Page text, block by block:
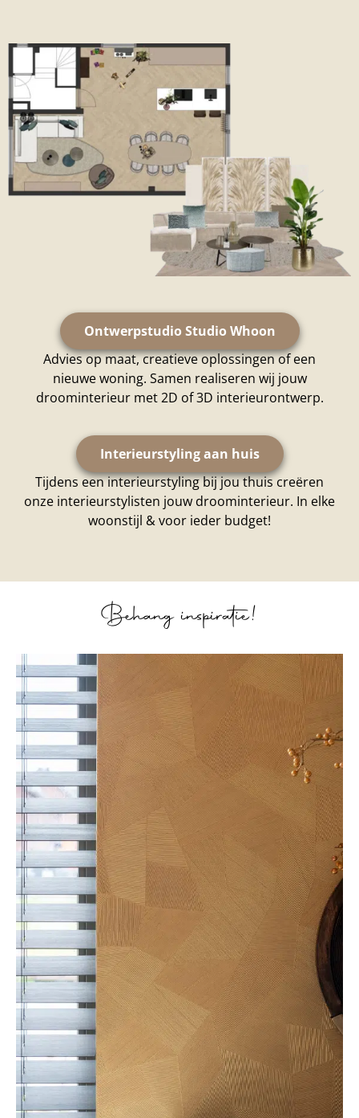
Ontwerpstudio Studio Whoon
Advies op maat, creatieve oplossingen of een
nieuwe woning. Samen realiseren wij jouw
droominterieur met 2D of 3D interieurontwerp.
Interieurstyling aan huis
Tijdens een interieurstyling bij jou thuis creëren
onze interieurstylisten jouw droominterieur. In elke
woonstijl & voor ieder budget!
Behang inspiratie!